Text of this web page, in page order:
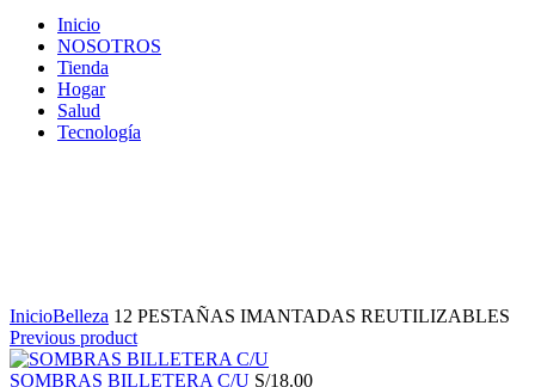
Inicio
NOSOTROS
Tienda
Hogar
Salud
Tecnología
InicioBelleza 12 PESTAÑAS IMANTADAS REUTILIZABLES
Previous product
SOMBRAS BILLETERA C/U S/18.00